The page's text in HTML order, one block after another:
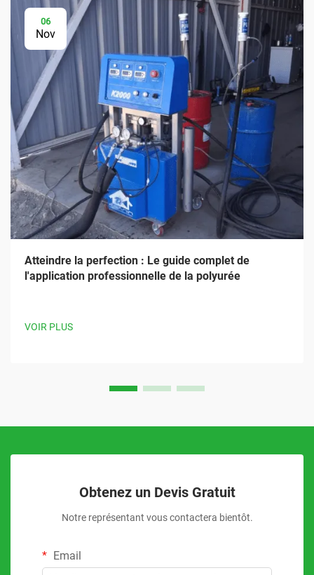
06
Nov
Atteindre la perfection : Le guide complet de
l'application professionnelle de la polyurée
VOIR PLUS
Obtenez un Devis Gratuit
Notre représentant vous contactera bientôt.
Email